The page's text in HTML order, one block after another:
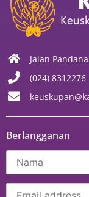
Jalan
(024) 8312276
Berlangganan